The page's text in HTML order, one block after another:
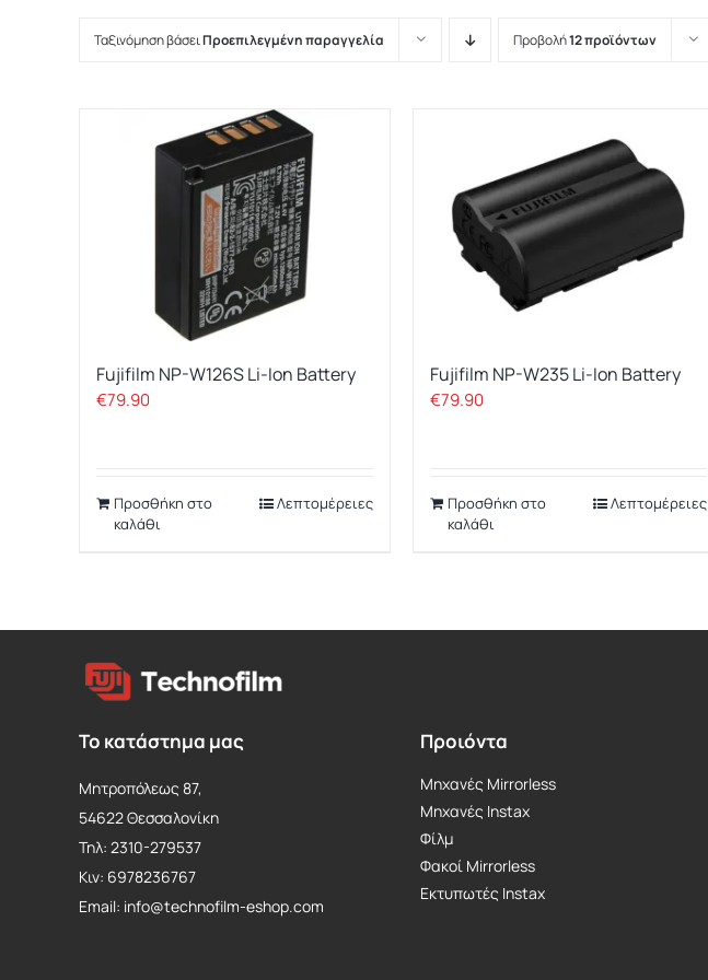
Ταξινόμηση βάσειΠροεπιλεγμένη παραγγελία Προβολή12 προϊόντων
Fujifilm NP-W126S Li-Ion Battery
€79.90
Προσθήκη στο
καλάθι
Λεπτομέρειες
Fujifilm NP-W235 Li-Ion Battery
€79.90
Προσθήκη στο
καλάθι
Λεπτομέρειες
Το κατάστημα μας
Μητροπόλεως 87,
54622 Θεσσαλονίκη
Τηλ: 2310-279537
Κιν: 6978236767
Email: info@technofilm-eshop.com
Προιόντα
Μηχανές Mirrorless
Mηχανές Instax
Φίλμ
Φακοί Mirrorless
Εκτυπωτές Instax